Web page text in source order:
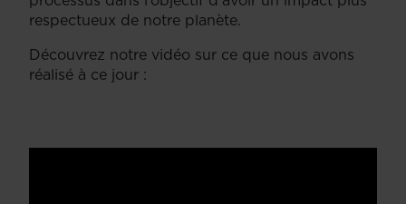
respectueux de notre planète.
Découvrez notre vidéo sur ce que nous avons
réalisé à ce jour :